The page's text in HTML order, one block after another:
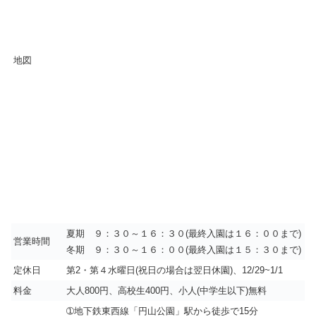
地図
営業時間
夏期 ９：３０～１６：３０(最終入園は１６：００まで)
冬期 ９：３０～１６：００(最終入園は１５：３０まで)
定休日
第2・第４水曜日(祝日の場合は翌日休園)、12/29~1/1
料金
大人800円、高校生400円、小人(中学生以下)無料
➀地下鉄東西線「円山公園」駅から徒歩で15分